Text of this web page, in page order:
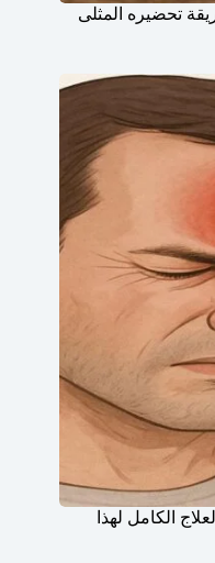
تحضيره المثلى
الكامل لهذا